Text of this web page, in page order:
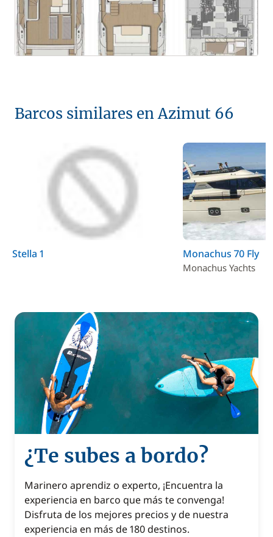
Barcos similares en Azimut 66
Stella 1 Monachus 70 Fly
Monachus Yachts
¿Te subes a bordo?
Marinero aprendiz o experto, ¡Encuentra la
experiencia en barco que más te convenga!
Disfruta de los mejores precios y de nuestra
experiencia en más de 180 destinos.